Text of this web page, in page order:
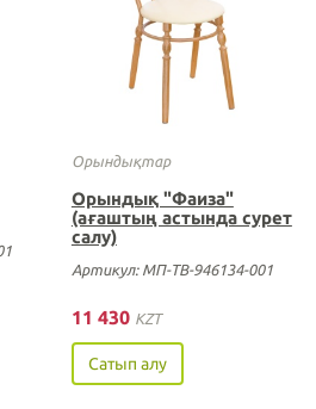
Орындықтар
Орындық "Фаиза"
(ағаштың астында сурет
салу)
Артикул: МП-ТВ-946134-001
11 430 KZT
Сатып алу